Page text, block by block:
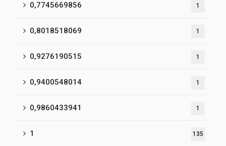
0,7745669856 1
0,8018518069 1
0,9276190515 1
0,9400548014 1
0,9860433941 1
1 135